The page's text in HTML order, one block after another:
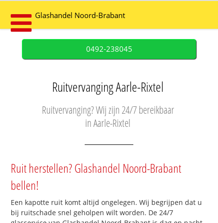
Glashandel Noord-Brabant
0492-238045
Ruitvervanging Aarle-Rixtel
Ruitvervanging? Wij zijn 24/7 bereikbaar
in Aarle-Rixtel
Ruit herstellen? Glashandel Noord-Brabant
bellen!
Een kapotte ruit komt altijd ongelegen. Wij begrijpen dat u
bij ruitschade snel geholpen wilt worden. De 24/7